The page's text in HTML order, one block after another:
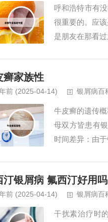
呼和浩特市有
很重要的。应
是朋友在那看
癣家族性
前 (2025-04-14) 银屑病百
牛皮癣的遗传
母双方皆患有
时间差异：由
汀银屑病 氟西汀好用吗
前 (2025-04-14) 银屑病百
干扰素治疗时